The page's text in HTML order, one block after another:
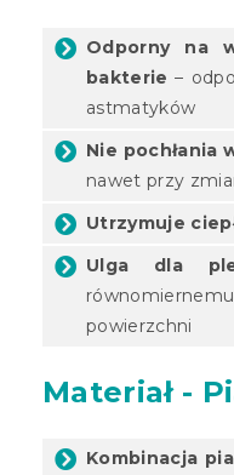
Odporny na
bakterie –
astmatyków
Nie pochłania
nawet przy
Utrzymuje
Ulga dla
powierzchni
Materiał -
Kombinacja